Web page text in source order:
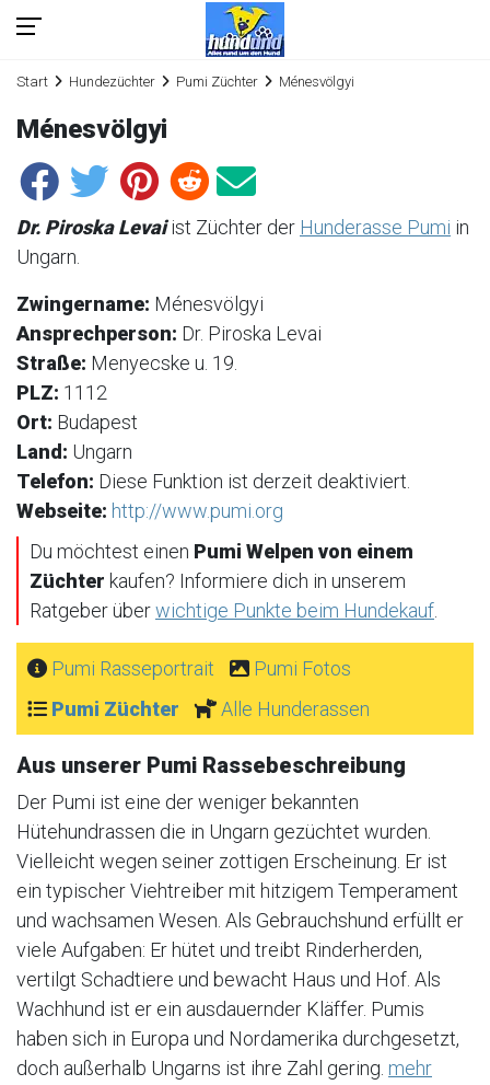
Start Hundezüchter Pumi Züchter Ménesvölgyi
Ménesvölgyi
Dr. Piroska Levaiist Züchter der Hunderasse Pumi in
Ungarn.
Zwingername: Ménesvölgyi
Ansprechperson: Dr. Piroska Levai
Straße: Menyecske u. 19.
PLZ: 1112
Ort: Budapest
Land: Ungarn
Telefon: Diese Funktion ist derzeit deaktiviert.
Webseite: http://www.pumi.org
Du möchtest einen Pumi Welpen von einem
Züchter kaufen? Informiere dich in unserem
Ratgeber überwichtige Punkte beim Hundekauf
Pumi Rasseportrait
Pumi Fotos
Pumi Züchter
Alle Hunderassen
Aus unserer Pumi Rassebeschreibung
Der Pumi ist eine der weniger bekannten
Hütehundrassen die in Ungarn gezüchtet wurden.
Vielleicht wegen seiner zottigen Erscheinung. Er ist
ein typischer Viehtreiber mit hitzigem Temperament
und wachsamen Wesen. Als Gebrauchshund erfüllt er
viele Aufgaben: Er hütet und treibt Rinderherden,
vertilgt Schadtiere und bewacht Haus und Hof. Als
Wachhund ist er ein ausdauernder Kläffer. Pumis
haben sich in Europa und Nordamerika durchgesetzt,
doch außerhalb Ungarns ist ihre Zahl gering. mehr